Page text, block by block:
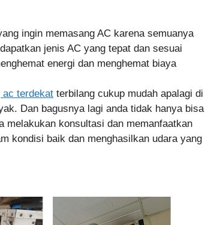
ingin memasang AC karena semuanya
jenis AC yang tepat dan sesuai
energi dan menghemat biaya
ac terdekat terbilang cukup mudah apalagi di
Dan bagusnya lagi anda tidak hanya bisa
melakukan konsultasi dan memanfaatkan
kondisi baik dan menghasilkan udara yang